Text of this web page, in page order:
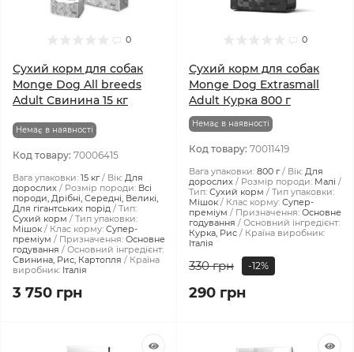
0
Сухий корм для собак
Monge Dog All breeds
Adult Свинина 15 кг
Немає в наявності
Код товару: 70006415
Вага упаковки: 15 кг Вік: Для
дорослих
Розмір породи: Всі
породи, Дрібні, Середні, Великі,
Для гігантських порід
Тип:
Сухий корм
Тип упаковки:
Мішок
Клас корму: Супер-
преміум
Призначення: Основне
годування
Основний інгредієнт:
Свинина, Рис, Картопля
Країна
виробник: Італія
3 750 грн
0
Сухий корм для собак
Monge Dog Extrasmall
Adult Курка 800 г
Немає в наявності
Код товару: 70011419
Вага упаковки: 800 г Вік: Для
дорослих
Розмір породи: Малі
Тип: Сухий корм
Тип упаковки:
Мішок
Клас корму: Супер-
преміум
Призначення: Основне
годування
Основний інгредієнт:
Курка, Рис
Країна виробник:
Італія
330 грн -12%
290 грн